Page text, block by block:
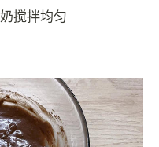
搅拌均匀